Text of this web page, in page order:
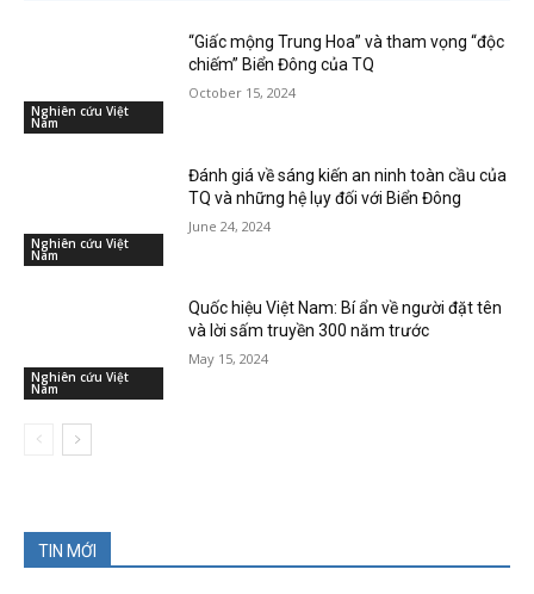
Nghiên cứu Việt
Nam
“Giấc mộng Trung Hoa” và tham vọng “độc
chiếm” Biển Đông của TQ
October 15, 2024
Nghiên cứu Việt
Nam
Đánh giá về sáng kiến an ninh toàn cầu của
TQ và những hệ lụy đối với Biển Đông
June 24, 2024
Nghiên cứu Việt
Nam
Quốc hiệu Việt Nam: Bí ẩn về người đặt tên
và lời sấm truyền 300 năm trước
May 15, 2024
TIN MỚI